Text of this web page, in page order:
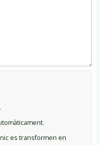
es transformen en